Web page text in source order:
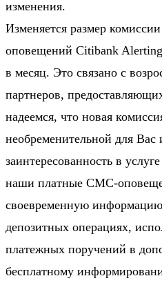
изменения.
Изменяется размер
оповещений Citibank
в месяц. Это связано с
партнеров,
надеемся, что новая
необременительной для
заинтересованность в
наши платные СМС-
своевременную информацию
депозитных операциях,
платежных поручений в
бесплатному